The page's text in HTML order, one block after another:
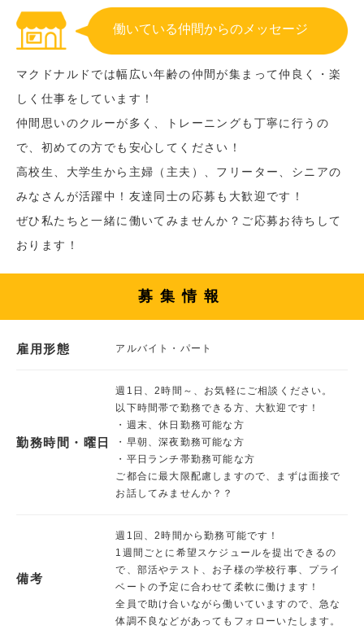
働いている仲間からのメッセージ
マクドナルドでは幅広い年齢の仲間が集まって仲良く・楽
しく仕事をしています！
仲間思いのクルーが多く、トレーニングも丁寧に行うの
で、初めての方でも安心してください！
高校生、大学生から主婦（主夫）、フリーター、シニアの
みなさんが活躍中！友達同士の応募も大歓迎です！
ぜひ私たちと一緒に働いてみませんか？ご応募お待ちして
おります！
募集情報
雇用形態 アルバイト・パート
勤務時間・曜日
週1日、2時間～、お気軽にご相談ください。
以下時間帯で勤務できる方、大歓迎です！
・週末、休日勤務可能な方
・早朝、深夜勤務可能な方
・平日ランチ帯勤務可能な方
ご都合に最大限配慮しますので、まずは面接で
お話してみませんか？？
備考
週1回、2時間から勤務可能です！
1週間ごとに希望スケジュールを提出できるの
で、部活やテスト、お子様の学校行事、プライ
ベートの予定に合わせて柔軟に働けます！
全員で助け合いながら働いていますので、急な
体調不良などがあってもフォローいたします。